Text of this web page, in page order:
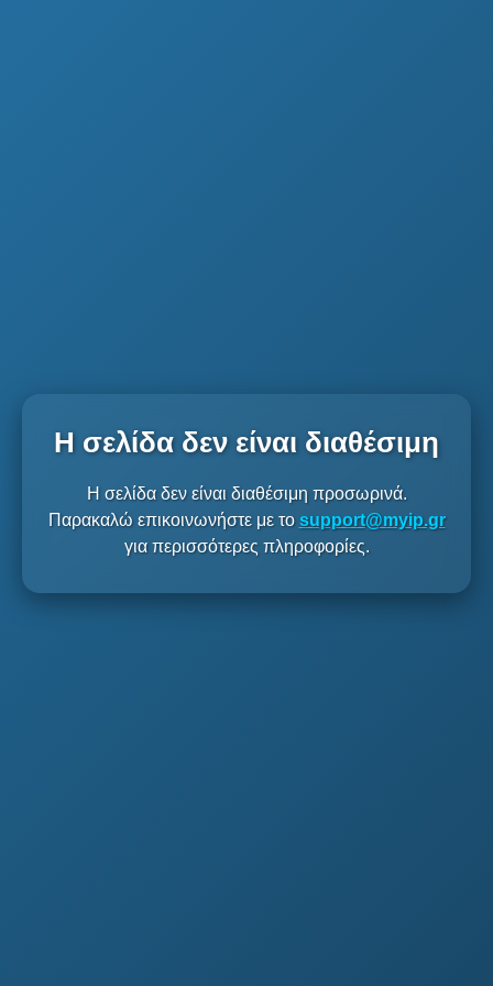
Η σελίδα δεν είναι διαθέσιμη
Η σελίδα δεν είναι διαθέσιμη προσωρινά.
Παρακαλώ επικοινωνήστε με το support@myip.gr
για περισσότερες πληροφορίες.